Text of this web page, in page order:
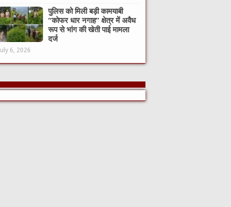
पुलिस को मिली बड़ी कामयाबी
“कोफर धार नगाह” क्षेत्र में अवैध
रूप से भांग की खेती पाई मामला
दर्ज
July 6, 2026